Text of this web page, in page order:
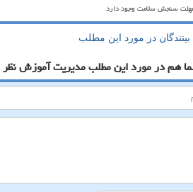
سنجش سلامت وجود دارد
در مورد این مطلب
همدر مورد این مطلب مدیریت آموزش